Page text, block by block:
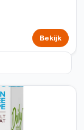
Bekijk